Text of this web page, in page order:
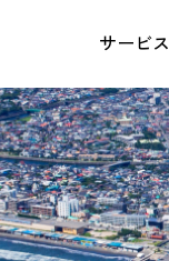
サービス